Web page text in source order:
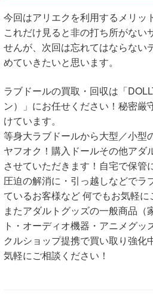
今回はアリエクを利用するメリッ
これだけ見ると非の打ち所がない
せんが、次回は忘れてはならない
めていきたいと思います。
ラブドールの買取・回収は「
ン）」にお任せください！秘密厳
けています。
等身大ラブドールから大型／小型
ヤフオク！購入ドールその他アダ
させていただきます！自宅で保管
圧迫の解消に・引っ越しなどでラ
ているお客様など 何でもお気軽
またアダルトグッズの一般商品（
ト・オーディオ機器・アニメグッ
クルショップ提携で買い取り強化
気軽にご相談ください！